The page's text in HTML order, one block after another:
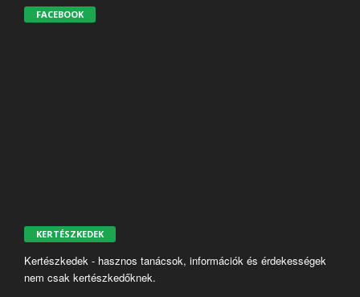
FACEBOOK
KERTÉSZKEDEK
Kertészkedek - hasznos tanácsok, információk és érdekességek
nem csak kertészkedőknek.